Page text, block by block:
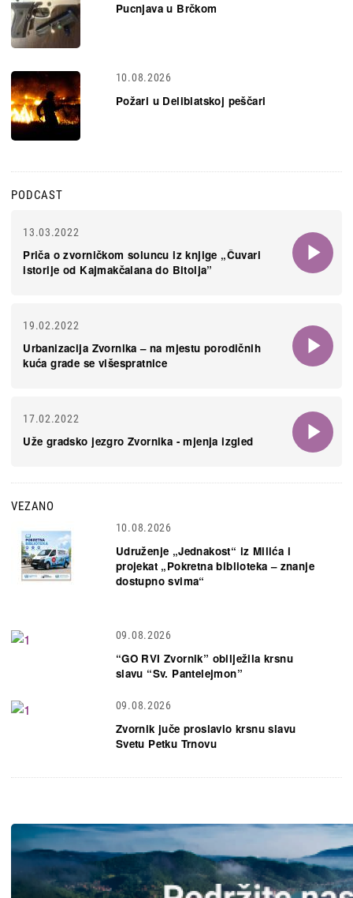
Pucnjava u Brčkom
10.08.2026
Požari u Deliblatskoj peščari
PODCAST
13.03.2022
Priča o zvorničkom soluncu iz knjige „Čuvari
istorije od Kajmakčalana do Bitolja”
19.02.2022
Urbanizacija Zvornika – na mjestu porodičnih
kuća grade se višespratnice
17.02.2022
Uže gradsko jezgro Zvornika - mjenja izgled
VEZANO
10.08.2026
Udruženje „Jednakost“ iz Milića i
projekat „Pokretna biblioteka – znanje
dostupno svima“
09.08.2026
“GO RVI Zvornik” obilježila krsnu
slavu “Sv. Pantelejmon”
09.08.2026
Zvornik juče proslavio krsnu slavu
Svetu Petku Trnovu
Slika